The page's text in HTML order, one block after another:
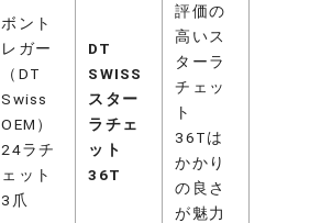
ボント
レガー
（DT
Swiss
OEM）
24ラチ
ェット
3爪
DT
SWISS
スター
ラチェ
ット
36T
評価の
高いス
ターラ
チェッ
ト
36Tは
かかり
の良さ
が魅力